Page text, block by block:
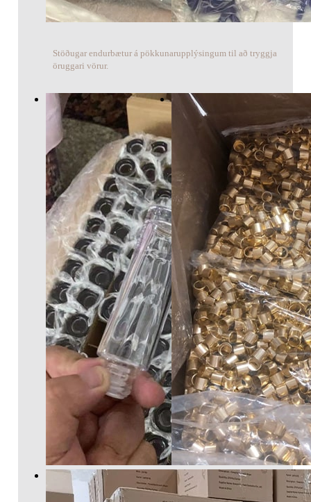
Stöðugar endurbætur á pökkunarupplýsingum til að tryggja
öruggari vörur.